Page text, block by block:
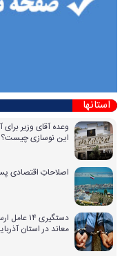
استانها
وعده آقای وزیر برای
این نوسازی چیست؟
اصلاحاتِ اقتصادی
دستگیری
معاند در استان